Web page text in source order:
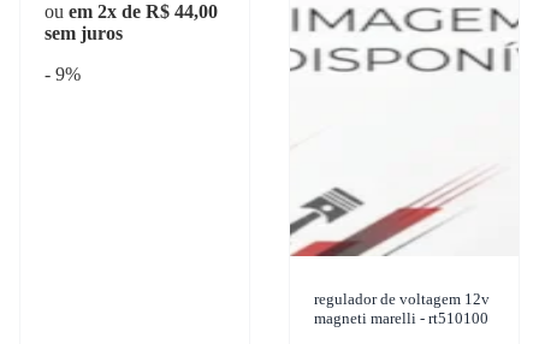
ou em 2x de R$ 44,00
sem juros
- 9%
regulador de voltagem 12v
magneti marelli - rt510100